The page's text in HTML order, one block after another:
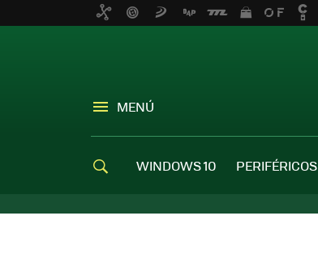
MENÚ
WINDOWS 10 PERIFÉRICOS